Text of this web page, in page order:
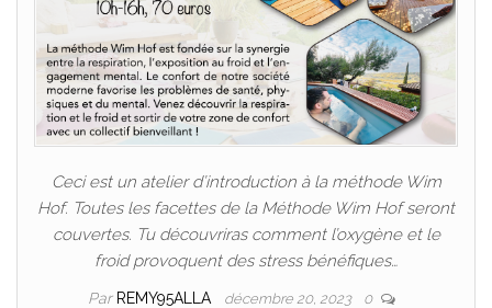
Ceci est un atelier d’introduction à la méthode Wim
Hof. Toutes les facettes de la Méthode Wim Hof seront
couvertes. Tu découvriras comment l’oxygène et le
froid provoquent des stress bénéfiques…
Par REMY95ALLA décembre 20, 2023 0